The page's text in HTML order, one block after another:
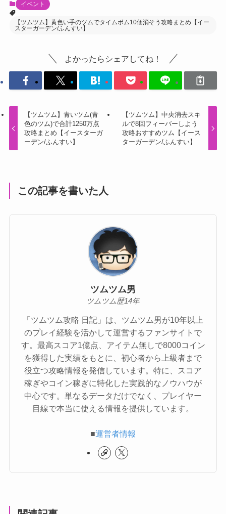
【ツムツム】黄色い手のツムでタイムボム10個消そう攻略まとめ【イー
スターガーデン/ふんすい】
色のツム)で合計1250万点
攻略まとめ【イースターガ
ーデン/ふんすい】
ルで8回フィーバーしよう
攻略おすすめツム【イース
ターガーデン/ふんすい】
この記事を書いた人
ツムツム男
ツムツム歴14年
「ツムツム攻略 日記」は、ツムツム男が10年以上
のプレイ経験を活かして運営するファンサイトで
す。最高スコア1億点、アイテム無しで8000コイン
を獲得した実績をもとに、初心者から上級者まで
役立つ攻略情報を発信しています。特に、スコア
稼ぎやコイン稼ぎに特化した実践的なノウハウが
中心です。単なるデータだけでなく、プレイヤー
目線で本当に使える情報を提供しています。
運営者情報
関連記事